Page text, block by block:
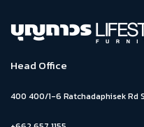
Head Office
400 400/1-6 Ratchadaphisek Rd